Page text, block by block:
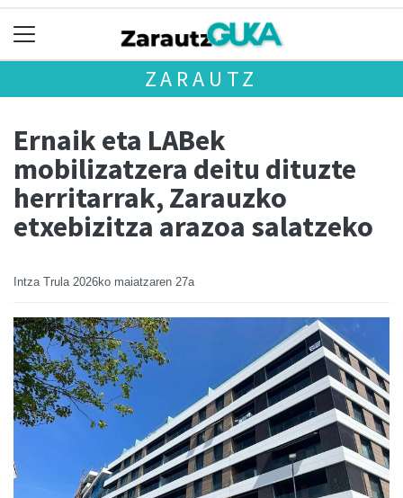
ZARAUTZ
Ernaik eta LABek
mobilizatzera deitu dituzte
herritarrak, Zarauzko
etxebizitza arazoa salatzeko
Intza Trula 2026ko maiatzaren 27a